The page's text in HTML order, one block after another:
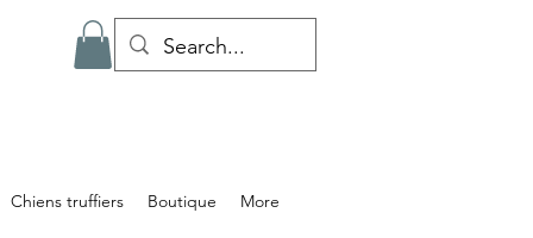
Chiens truffiers Boutique More